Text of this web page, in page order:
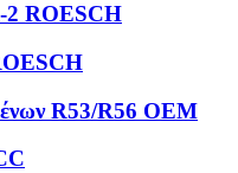
2 ROESCH
R53/R56 OEM